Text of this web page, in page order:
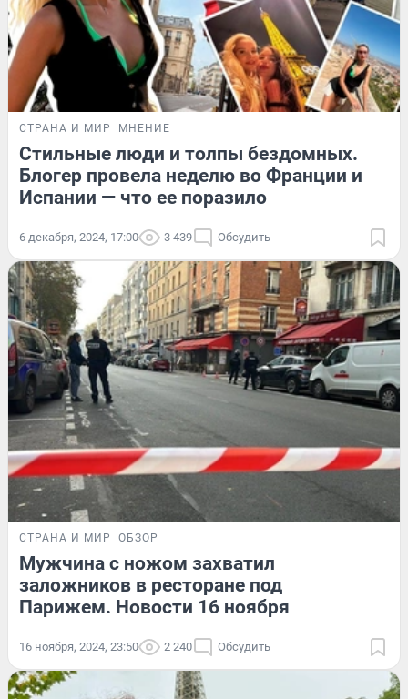
СТРАНА И МИР МНЕНИЕ
Стильные люди и толпы бездомных.
Блогер провела неделю во Франции и
Испании — что ее поразило
6 декабря, 2024, 17:00 3 439 Обсудить
СТРАНА И МИР ОБЗОР
Мужчина с ножом захватил
заложников в ресторане под
Парижем. Новости 16 ноября
16 ноября, 2024, 23:50 2 240 Обсудить